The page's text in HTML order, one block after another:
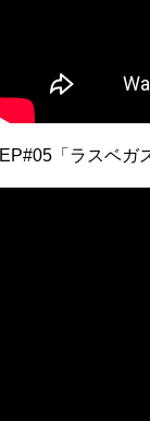
EP#05「ラスベガ